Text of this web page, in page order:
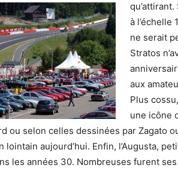
qu’attirant.
à l’échelle
ne serait
Stratos
aux
Plus
une icône
ou selon celles dessinées par Zagato
lointain aujourd’hui. Enfin, l’Augusta,
les années 30. Nombreuses furent